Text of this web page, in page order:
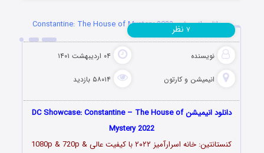
دانلود انیمیشن Constantine: The House of Mystery 2022
نویسنده ۰۴ اردیبهشت ۱۴۰۱
انیمیشن و کارتون ۵۸۰۱۴ بازدید
۷ نظر
دانلود انیمیشن DC Showcase: Constantine – The House of
Mystery 2022
کنستانتین: خانه اسرارآمیز ۲۰۲۲
با کیفیت عالی 1080p & 720p &